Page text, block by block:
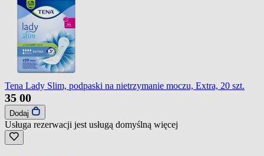
Tena Lady Slim, podpaski na nietrzymanie moczu, Extra, 20 szt.
35 00
Dodaj
Usługa rezerwacji jest usługą domyślną więcej